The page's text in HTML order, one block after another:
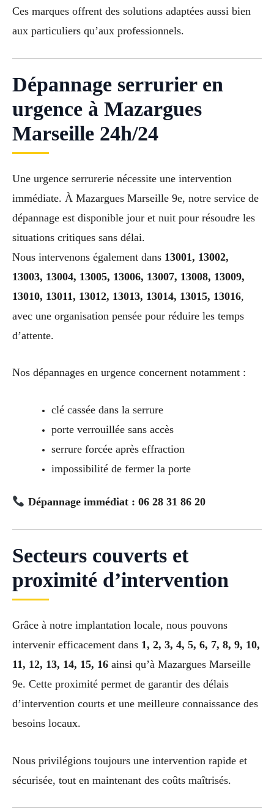
Ces marques offrent des solutions adaptées aussi bien
aux particuliers qu’aux professionnels.
Dépannage serrurier en
urgence à Mazargues
Marseille 24h/24
Une urgence serrurerie nécessite une intervention
immédiate. À Mazargues Marseille 9e, notre service de
dépannage est disponible jour et nuit pour résoudre les
situations critiques sans délai.
Nous intervenons également dans 13001, 13002,
13003, 13004, 13005, 13006, 13007, 13008, 13009,
13010, 13011, 13012, 13013, 13014, 13015, 13016,
avec une organisation pensée pour réduire les temps
d’attente.
Nos dépannages en urgence concernent notamment :
clé cassée dans la serrure
porte verrouillée sans accès
serrure forcée après effraction
impossibilité de fermer la porte
Dépannage immédiat : 06 28 31 86 20
Secteurs couverts et
proximité d’intervention
Grâce à notre implantation locale, nous pouvons
intervenir efficacement dans 1, 2, 3, 4, 5, 6, 7, 8, 9, 10,
11, 12, 13, 14, 15, 16 ainsi qu’à Mazargues Marseille
9e. Cette proximité permet de garantir des délais
d’intervention courts et une meilleure connaissance des
besoins locaux.
Nous privilégions toujours une intervention rapide et
sécurisée, tout en maintenant des coûts maîtrisés.